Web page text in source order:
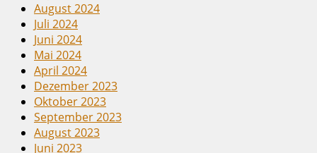
August 2024
Juli 2024
Juni 2024
Mai 2024
April 2024
Dezember 2023
Oktober 2023
September 2023
August 2023
Juni 2023